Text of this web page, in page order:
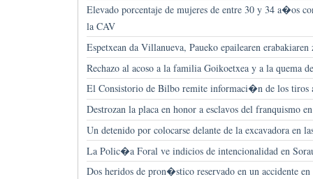
Elevado porcentaje de mujeres de entre 30 y 34 a�os
la CAV
Espetxean da Villanueva, Paueko epailearen erabakiaren
Rechazo al acoso a la familia Goikoetxea y a la quema
El Consistorio de Bilbo remite informaci�n de los tiros
Destrozan la placa en honor a esclavos del franquismo
Un detenido por colocarse delante de la excavadora en
La Polic�a Foral ve indicios de intencionalidad en
Dos heridos de pron�stico reservado en un accidente en